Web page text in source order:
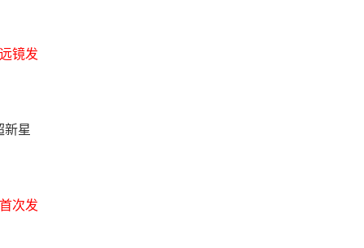
镜发
新星
次发